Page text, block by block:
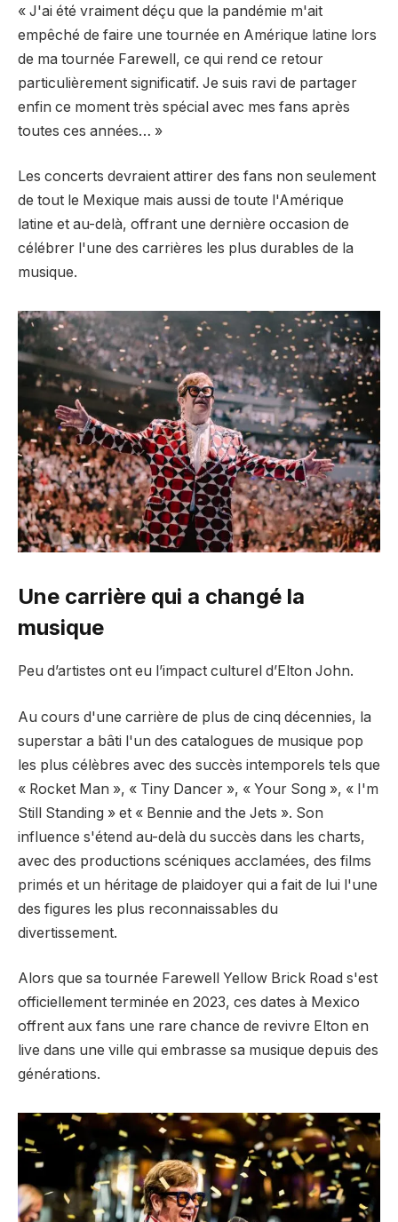
« J'ai été vraiment déçu que la pandémie m'ait
empêché de faire une tournée en Amérique latine lors
de ma tournée Farewell, ce qui rend ce retour
particulièrement significatif. Je suis ravi de partager
enfin ce moment très spécial avec mes fans après
toutes ces années… »
Les concerts devraient attirer des fans non seulement
de tout le Mexique mais aussi de toute l'Amérique
latine et au-delà, offrant une dernière occasion de
célébrer l'une des carrières les plus durables de la
musique.
Une carrière qui a changé la
musique
Peu d’artistes ont eu l’impact culturel d’Elton John.
Au cours d'une carrière de plus de cinq décennies, la
superstar a bâti l'un des catalogues de musique pop
les plus célèbres avec des succès intemporels tels que
« Rocket Man », « Tiny Dancer », « Your Song », « I'm
Still Standing » et « Bennie and the Jets ». Son
influence s'étend au-delà du succès dans les charts,
avec des productions scéniques acclamées, des films
primés et un héritage de plaidoyer qui a fait de lui l'une
des figures les plus reconnaissables du
divertissement.
Alors que sa tournée Farewell Yellow Brick Road s'est
officiellement terminée en 2023, ces dates à Mexico
offrent aux fans une rare chance de revivre Elton en
live dans une ville qui embrasse sa musique depuis des
générations.